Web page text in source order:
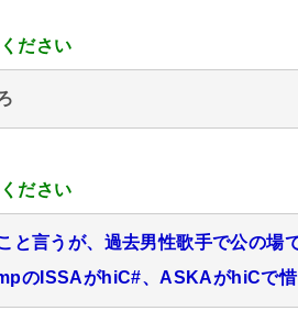
ださい
ださい
と言うが、過去男性歌手で公の場
のISSAがhiC#、ASKAがhiCで